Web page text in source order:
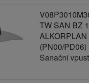
TW SAN BZ
(PN00/PD06)
Sanační